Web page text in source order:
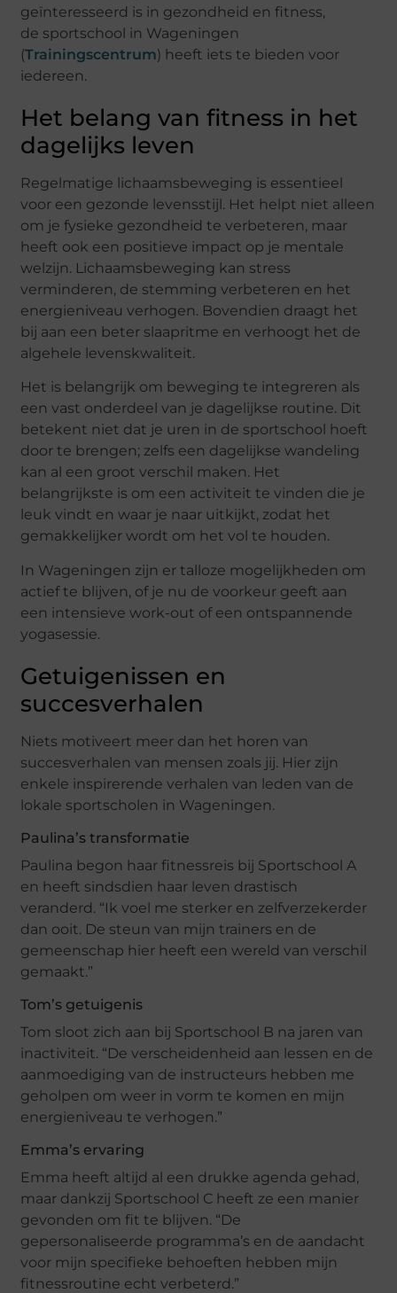
geïnteresseerd is in gezondheid en fitness,
de sportschool in Wageningen
(Trainingscentrum) heeft iets te bieden voor
iedereen.
Het belang van fitness in het
dagelijks leven
Regelmatige lichaamsbeweging is essentieel
voor een gezonde levensstijl. Het helpt niet alleen
om je fysieke gezondheid te verbeteren, maar
heeft ook een positieve impact op je mentale
welzijn. Lichaamsbeweging kan stress
verminderen, de stemming verbeteren en het
energieniveau verhogen. Bovendien draagt het
bij aan een beter slaapritme en verhoogt het de
algehele levenskwaliteit.
Het is belangrijk om beweging te integreren als
een vast onderdeel van je dagelijkse routine. Dit
betekent niet dat je uren in de sportschool hoeft
door te brengen; zelfs een dagelijkse wandeling
kan al een groot verschil maken. Het
belangrijkste is om een activiteit te vinden die je
leuk vindt en waar je naar uitkijkt, zodat het
gemakkelijker wordt om het vol te houden.
In Wageningen zijn er talloze mogelijkheden om
actief te blijven, of je nu de voorkeur geeft aan
een intensieve work-out of een ontspannende
yogasessie.
Getuigenissen en
succesverhalen
Niets motiveert meer dan het horen van
succesverhalen van mensen zoals jij. Hier zijn
enkele inspirerende verhalen van leden van de
lokale sportscholen in Wageningen.
Paulina’s transformatie
Paulina begon haar fitnessreis bij Sportschool A
en heeft sindsdien haar leven drastisch
veranderd. “Ik voel me sterker en zelfverzekerder
dan ooit. De steun van mijn trainers en de
gemeenschap hier heeft een wereld van verschil
gemaakt.”
Tom’s getuigenis
Tom sloot zich aan bij Sportschool B na jaren van
inactiviteit. “De verscheidenheid aan lessen en de
aanmoediging van de instructeurs hebben me
geholpen om weer in vorm te komen en mijn
energieniveau te verhogen.”
Emma’s ervaring
Emma heeft altijd al een drukke agenda gehad,
maar dankzij Sportschool C heeft ze een manier
gevonden om fit te blijven. “De
gepersonaliseerde programma’s en de aandacht
voor mijn specifieke behoeften hebben mijn
fitnessroutine echt verbeterd.”